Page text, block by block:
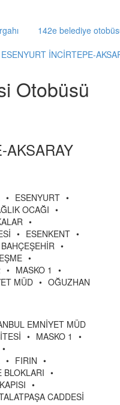
142e belediye
İNCİRTEPE-
Otobüsü
AKSARAY
• ESENYURT •
OCAĞI •
•
• ESENKENT •
BAHÇEŞEHİR •
•
• MASKO 1
•
MÜD • OĞUZHAN
EMNİYET MÜD
• MASKO 1
•
•
• FIRIN •
BLOKLARI •
•
CADDESİ